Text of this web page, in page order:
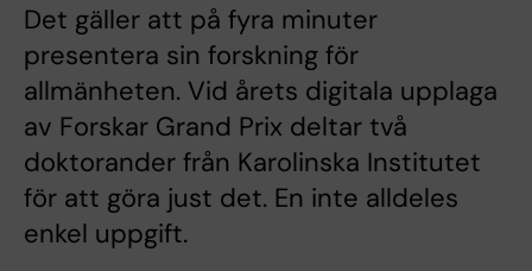
Det gäller att på fyra minuter
presentera sin forskning för
allmänheten. Vid årets digitala upplaga
av Forskar Grand Prix deltar två
doktorander från Karolinska Institutet
för att göra just det. En inte alldeles
enkel uppgift.